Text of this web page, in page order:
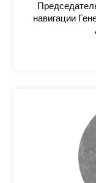
навигации